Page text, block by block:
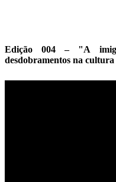
Edição 004 – "A
desdobramentos na